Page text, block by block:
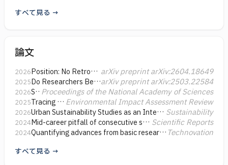
「アントレプレナーシップ教育デザイン寄付講座」の運営
学生のみなさんには、研究テーマの選定から、研究デザイ
ン、分析、論文化まで、一連のプロセスを主体的にまわす
経験をしてもらうことを重視しています。教員の側から研
究テーマや研究計画の示唆をすることは控え、みなさんが
自ら選んだテーマや設計した研究計画の支援に徹すること
としています。こうしたことから、研究室内の研究テーマ
は実に多様なものとなっています。
また、学生のみなさんが学会での発表や国際経験を得るこ
すべて見る →
論文
2026 Position: No Retroactive Cure for Infringement during Training arXiv preprint arXiv:2604.18649
2025 Do Researchers Benefit Career-wise from Involvement in International Policy Guideline Development?arXiv preprint arXiv:2503.22584
2026 Structure of scientific knowledge flows to intergovernmental organizationsProceedings of the National Academy of Sciences
2025 Tracing the evolution of household carbon emission research by machine learning Environmental Impact Assessment Review
2026 Urban Sustainability Studies as an Integrated Academic Field: A Systematic Review Sustainability
2024 Mid-career pitfall of consecutive success in science Scientific Reports
2024 Quantifying advances from basic research to applied research in material science Technovation
すべて見る →